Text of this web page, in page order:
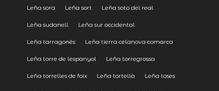
Leña sora Leña sort Leña soto del real
Leña sudanell Leña sur occidental
Leña tarragonés Leña tierra celanova comarca
Leña torre de lespanyol Leña torregrossa
Leña torrelles de foix Leña tortellà Leña toses